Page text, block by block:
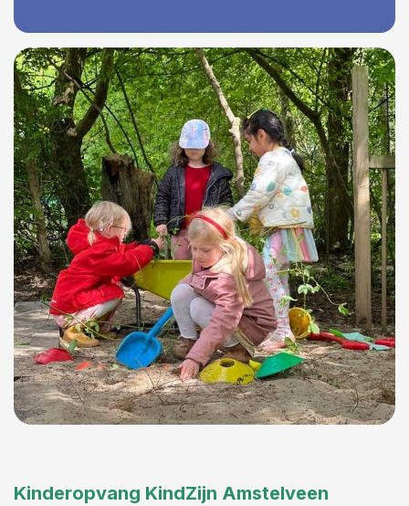
Kinderopvang KindZijn Amstelveen